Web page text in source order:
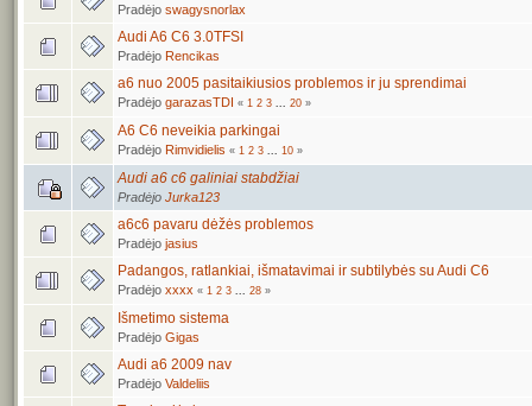
Pradėjo swagysnorlax
Audi A6 C6 3.0TFSI
Pradėjo Rencikas
a6 nuo 2005 pasitaikiusios problemos ir ju sprendimai
Pradėjo garazasTDI « 1 2 3 20 »
A6 C6 neveikia parkingai
Pradėjo Rimvidielis « 1 2 3 10 »
Audi a6 c6 galiniai stabdžiai
Pradėjo Jurka123
a6c6 pavaru dėžės problemos
Pradėjo jasius
Padangos, ratlankiai, išmatavimai ir subtilybės su Audi C6
Pradėjo xxxx « 1 2 3 28 »
Išmetimo sistema
Pradėjo Gigas
Audi a6 2009 nav
Pradėjo Valdeliis